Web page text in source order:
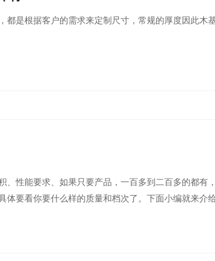
都是根据客户的需求来定制尺寸，常规的厚度因此木
性能要求、如果只要产品，一百多到二百多的都有
体要看你要什么样的质量和档次了。下面小编就来介